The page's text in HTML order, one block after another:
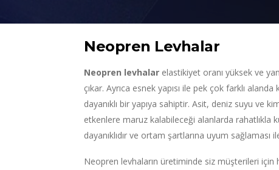
Neopren Levhalar
Neopren levhalar elastikiyet oranı yüksek ve
çıkar. Ayrıca esnek yapısı ile pek çok farklı alanda
dayanıklı bir yapıya sahiptir. Asit, deniz suyu ve
etkenlere maruz kalabileceği alanlarda rahatlıkla
dayanıklıdır ve ortam şartlarına uyum
Neopren levhaların üretiminde siz müşterileri